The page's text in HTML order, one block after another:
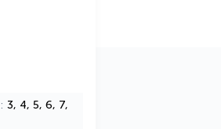
3, 4, 5, 6, 7,